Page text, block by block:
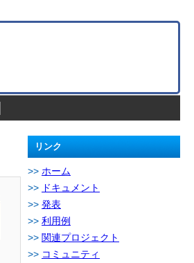
リンク
ホーム
ドキュメント
発表
利用例
関連プロジェクト
コミュニティ